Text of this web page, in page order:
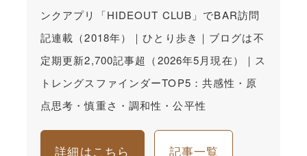
ンクアプリ「HIDEOUT CLUB」でBAR訪問
記連載（2018年）｜ひとり歩き｜ブログは不
定期更新2,700記事超（2026年5月現在）｜ス
トレングスファインダーTOP5：共感性・原
点思考・慎重さ・調和性・公平性
詳細はこちら 記事一覧